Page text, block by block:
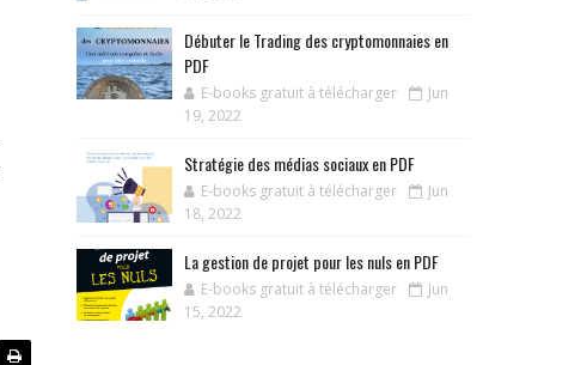
Débuter le Trading des cryptomonnaies en
PDF
E-books gratuit à télécharger
Jun
19, 2022
Stratégie des médias sociaux en PDF
E-books gratuit à télécharger
Jun
18, 2022
La gestion de projet pour les nuls en PDF
E-books gratuit à télécharger
Jun
15, 2022